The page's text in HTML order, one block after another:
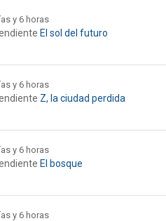
y 6 horas
El sol del futuro
y 6 horas
Z, la ciudad perdida
y 6 horas
El bosque
y 6 horas